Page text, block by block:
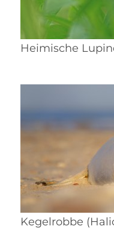
Heimische
Kegelrobbe